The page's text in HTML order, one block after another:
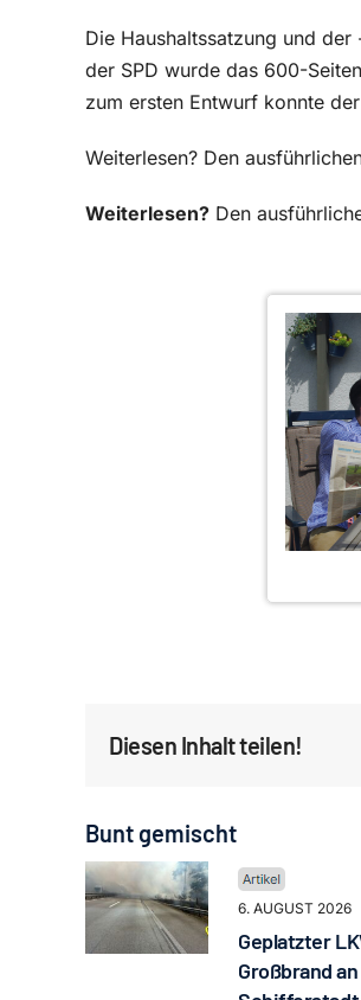
Die Haushaltssatzung und
der SPD wurde das 600-
zum ersten Entwurf konnte
Weiterlesen? Den
Weiterlesen? Den
Diesen Inhalt teilen!
Bunt gemischt
6. AUGUST 2026
Geplatzter
Großbrand